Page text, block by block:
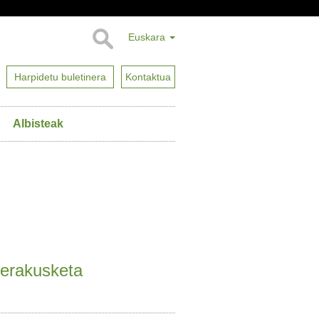
Euskara
Harpidetu buletinera Kontaktua
Albisteak